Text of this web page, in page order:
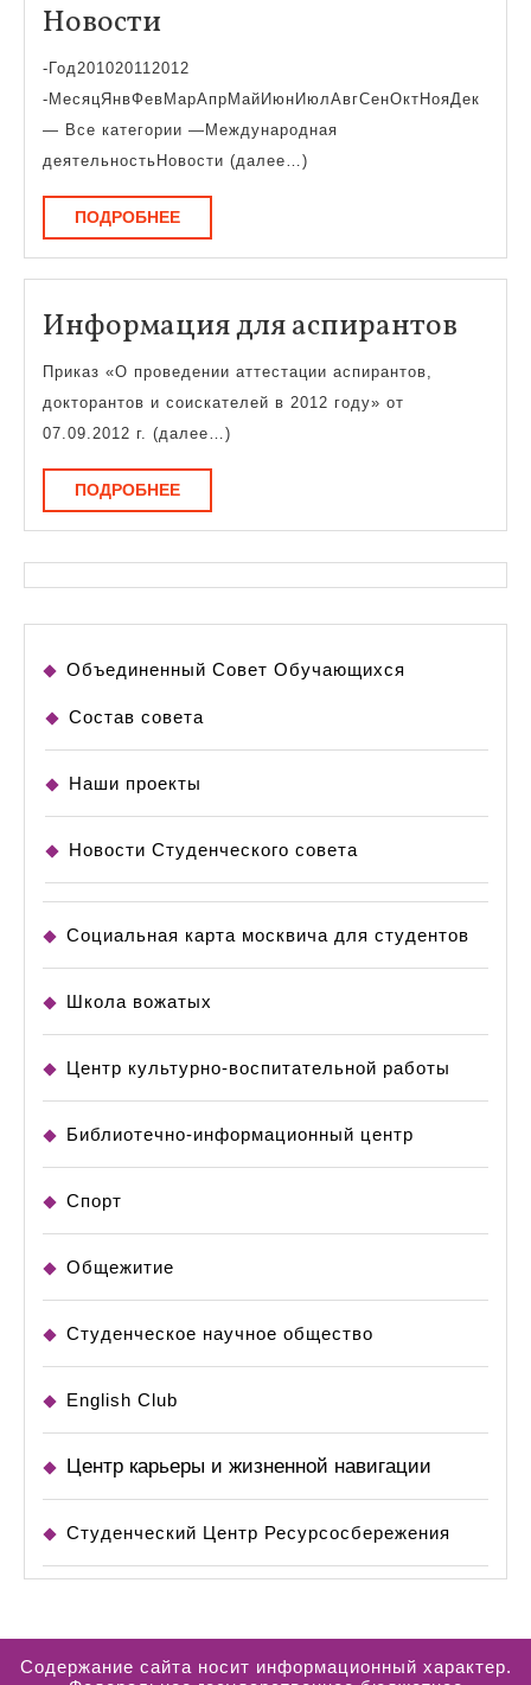
Новости
-Год201020112012
-МесяцЯнвФевМарАпрМайИюнИюлАвгСенОктНояДек
— Все категории —Международная
деятельностьНовости (далее…)
ПОДРОБНЕЕПОДРОБНЕЕ
Информация для аспирантов
Приказ «О проведении аттестации аспирантов,
докторантов и соискателей в 2012 году» от
07.09.2012 г. (далее…)
ПОДРОБНЕЕПОДРОБНЕЕ
Объединенный Совет Обучающихся
Состав совета
Наши проекты
Новости Студенческого совета
Социальная карта москвича для студентов
Школа вожатых
Центр культурно-воспитательной работы
Библиотечно-информационный центр
Спорт
Общежитие
Студенческое научное общество
English Club
Центр карьеры и жизненной навигации
Студенческий Центр Ресурсосбережения
Содержание сайта носит информационный характер.